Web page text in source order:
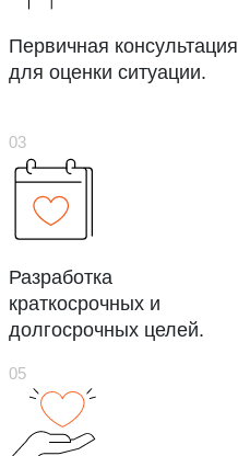
Первичная консультация
для оценки ситуации.
Разработка
краткосрочных и
долгосрочных целей.